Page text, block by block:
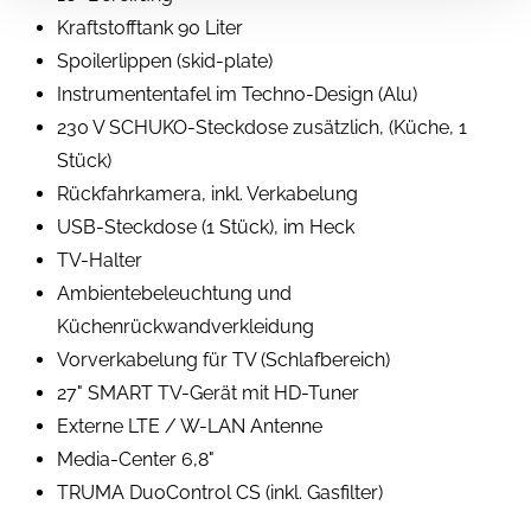
Kraftstofftank 90 Liter
Spoilerlippen (skid-plate)
Instrumententafel im Techno-Design (Alu)
230 V SCHUKO-Steckdose zusätzlich, (Küche, 1
Stück)
Rückfahrkamera, inkl. Verkabelung
USB-Steckdose (1 Stück), im Heck
TV-Halter
Ambientebeleuchtung und
Küchenrückwandverkleidung
Vorverkabelung für TV (Schlafbereich)
27" SMART TV-Gerät mit HD-Tuner
Externe LTE / W-LAN Antenne
Media-Center 6,8"
TRUMA DuoControl CS (inkl. Gasfilter)